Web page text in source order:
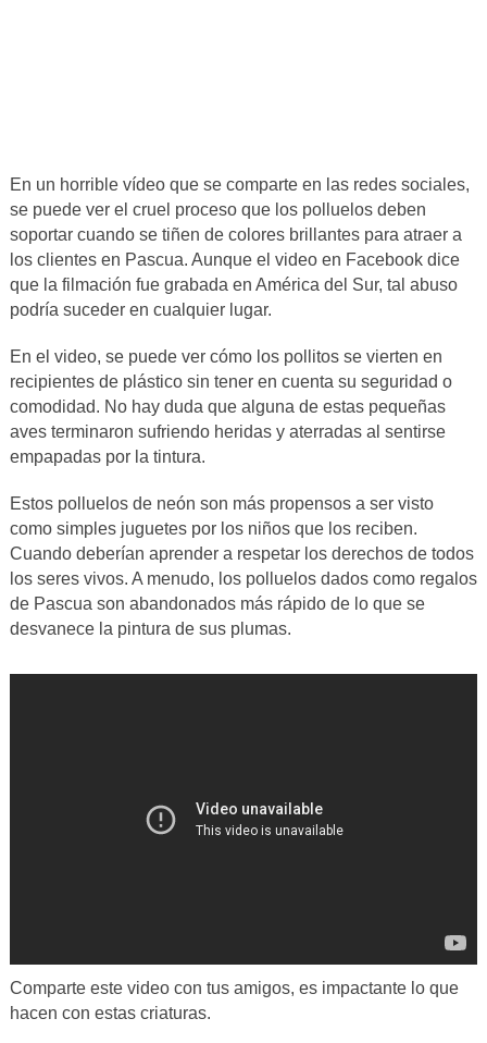
En un horrible vídeo que se comparte en las redes sociales,
se puede ver el cruel proceso que los polluelos deben
soportar cuando se tiñen de colores brillantes para atraer a
los clientes en Pascua. Aunque el video en Facebook dice
que la filmación fue grabada en América del Sur, tal abuso
podría suceder en cualquier lugar.
En el video, se puede ver cómo los pollitos se vierten en
recipientes de plástico sin tener en cuenta su seguridad o
comodidad. No hay duda que alguna de estas pequeñas
aves terminaron sufriendo heridas y aterradas al sentirse
empapadas por la tintura.
Estos polluelos de neón son más propensos a ser visto
como simples juguetes por los niños que los reciben.
Cuando deberían aprender a respetar los derechos de todos
los seres vivos. A menudo, los polluelos dados como regalos
de Pascua son abandonados más rápido de lo que se
desvanece la pintura de sus plumas.
Comparte este video con tus amigos, es impactante lo que
hacen con estas criaturas.